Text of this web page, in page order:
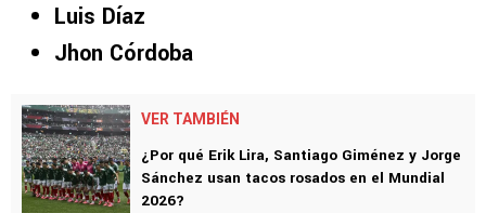
Luis Díaz
Jhon Córdoba
VER TAMBIÉN
¿Por qué Erik Lira, Santiago Giménez y Jorge
Sánchez usan tacos rosados en el Mundial
2026?